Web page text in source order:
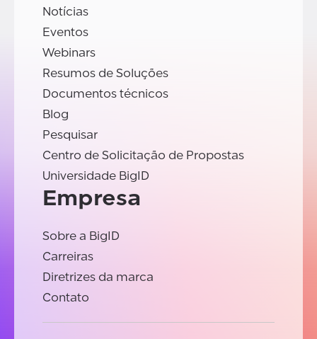
Notícias
Eventos
Webinars
Resumos de Soluções
Documentos técnicos
Blog
Pesquisar
Centro de Solicitação de Propostas
Universidade BigID
Empresa
Sobre a BigID
Carreiras
Diretrizes da marca
Contato